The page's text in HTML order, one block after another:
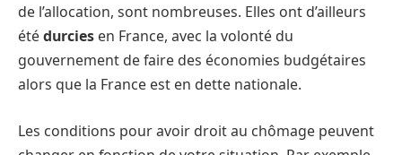
de l’allocation, sont nombreuses. Elles ont d’ailleurs
étédurcies en France, avec la volonté du
gouvernement de faire des économies budgétaires
alors que la France est en dette nationale.
Les conditions pour avoir droit au chômage peuvent